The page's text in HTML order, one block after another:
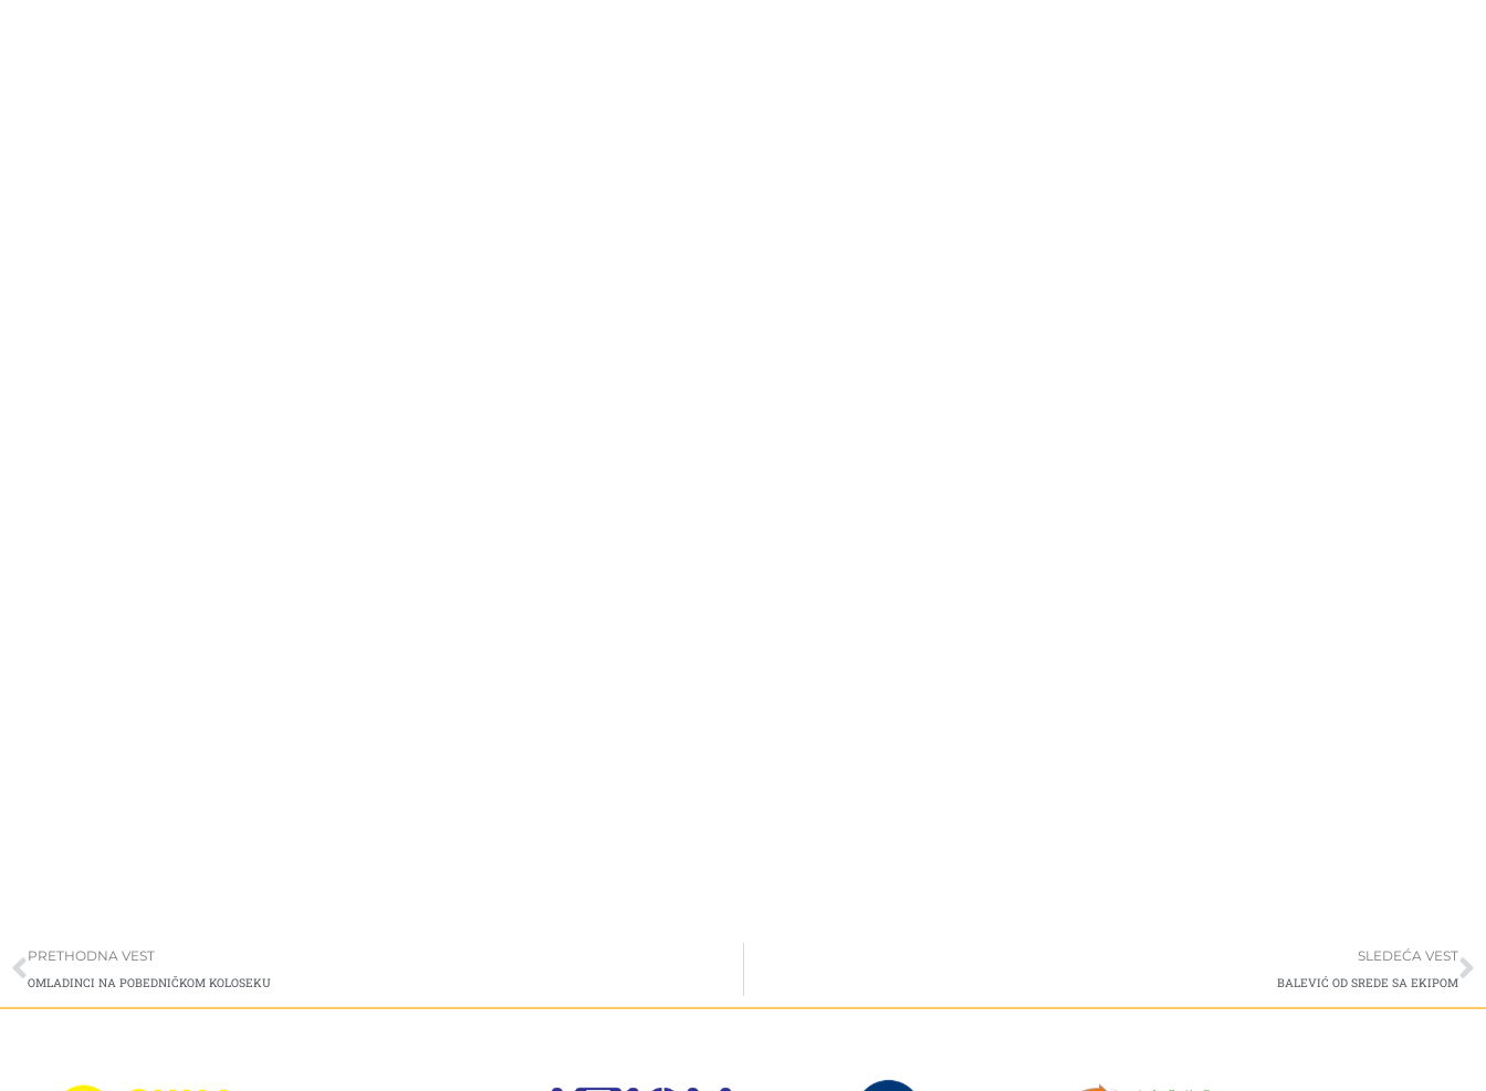
Prev
PRETHODNA VEST
OMLADINCI NA POBEDNIČKOM KOLOSEKU
SLEDEĆA VEST
BALEVIĆ OD SREDE SA EKIPOM